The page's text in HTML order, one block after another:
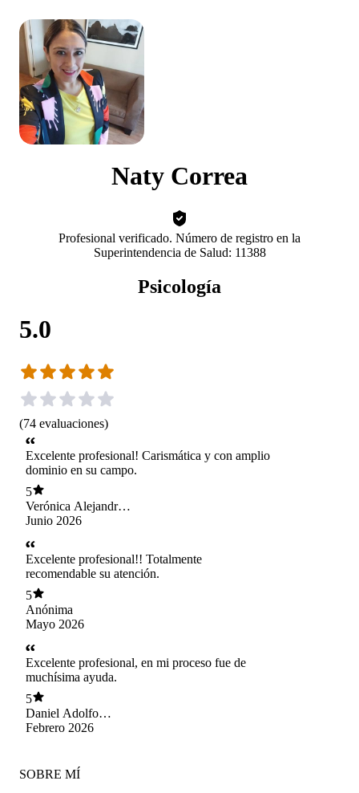
Naty Correa
Profesional verificado. Número de registro en la
Superintendencia de Salud: 11388
Psicología
5.0
(74 evaluaciones)
Excelente profesional! Carismática y con amplio
dominio en su campo.
5
Verónica Alejandra
Muñoz Caba
Junio 2026
Excelente profesional!! Totalmente
recomendable su atención.
5
Anónima
Mayo 2026
Excelente profesional, en mi proceso fue de
muchísima ayuda.
5
Daniel Adolfo
López Vera
Febrero 2026
SOBRE MÍ